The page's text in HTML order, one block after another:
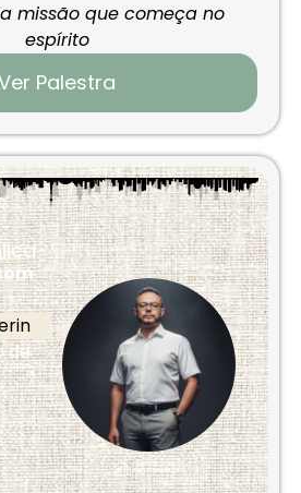
missão que começa no
espírito
Palestra
de